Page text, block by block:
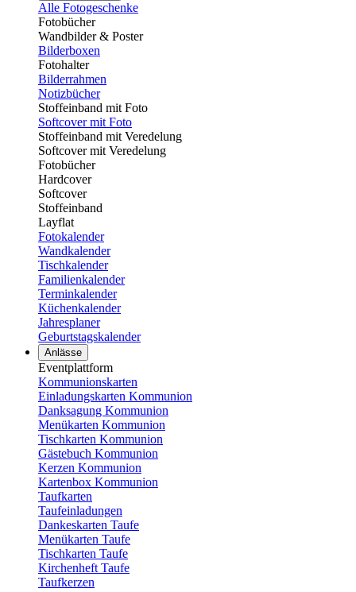
Alle Fotogeschenke
Fotobücher
Wandbilder & Poster
Bilderboxen
Fotohalter
Bilderrahmen
Notizbücher
Stoffeinband mit Foto
Softcover mit Foto
Stoffeinband mit Veredelung
Softcover mit Veredelung
Fotobücher
Hardcover
Softcover
Stoffeinband
Layflat
Fotokalender
Wandkalender
Tischkalender
Familienkalender
Terminkalender
Küchenkalender
Jahresplaner
Geburtstagskalender
Anlässe
Eventplattform
Kommunionskarten
Einladungskarten Kommunion
Danksagung Kommunion
Menükarten Kommunion
Tischkarten Kommunion
Gästebuch Kommunion
Kerzen Kommunion
Kartenbox Kommunion
Taufkarten
Taufeinladungen
Dankeskarten Taufe
Menükarten Taufe
Tischkarten Taufe
Kirchenheft Taufe
Taufkerzen